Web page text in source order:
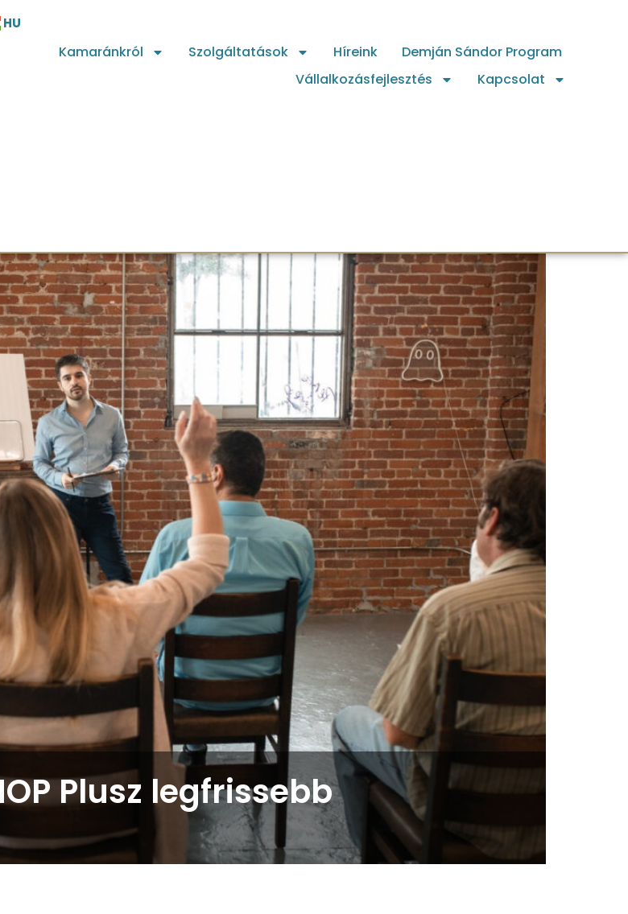
HU
Kamaránkról Szolgáltatások Híreink
Demján Sándor Program
Vállalkozásfejlesztés
Kapcsolat
Plusz legfrissebb